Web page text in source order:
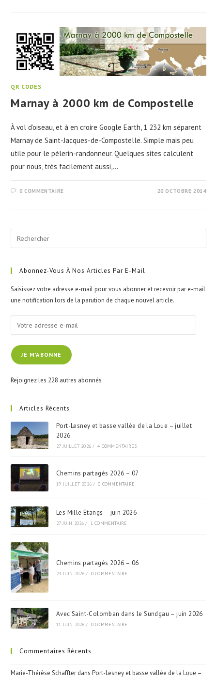
QR CODES
Marnay à 2000 km de Compostelle
À vol d’oiseau, et à en croire Google Earth, 1 232 km séparent
Marnay de Saint-Jacques-de-Compostelle. Simple mais peu
utile pour le pèlerin-randonneur. Quelques sites calculent
pour nous, très facilement aussi,…
0 COMMENTAIRE 20 OCTOBRE 2014
Abonnez-Vous À Nos Articles Par E-Mail.
Saisissez votre adresse e-mail pour vous abonner et recevoir par e-mail
une notification lors de la parution de chaque nouvel article.
Votre
adresse
e-
mailJE M'ABONNE
Rejoignez les 228 autres abonnés
Articles Récents
Port-Lesney et basse vallée de la Loue – juillet
2026
27 JUILLET 2026 / 4 COMMENTAIRES
Chemins partagés 2026 – 07
19 JUILLET 2026 / 0 COMMENTAIRE
Les Mille Étangs – juin 2026
27 JUIN 2026 / 1 COMMENTAIRE
Chemins partagés 2026 – 06
24 JUIN 2026 / 0 COMMENTAIRE
Avec Saint-Colomban dans le Sundgau – juin 2026
11 JUIN 2026 / 0 COMMENTAIRE
Commentaires Récents
Marie-Thérèse Schaffter dansPort-Lesney et basse vallée de la Loue –